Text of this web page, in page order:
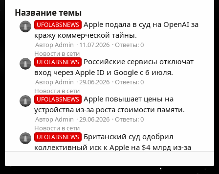
Название темы
UFOLABSNEWS
Apple подала в суд на OpenAI за
кражу коммерческой тайны.
Автор Admin 11.07.2026
Ответы: 0
Новости в сети
UFOLABSNEWS
Российские сервисы отключат
вход через Apple ID и Google с 6 июля.
Автор Admin 29.06.2026
Ответы: 0
Новости в сети
UFOLABSNEWS
Apple повышает цены на
устройства из-за роста стоимости памяти.
Автор Admin 29.06.2026
Ответы: 0
Новости в сети
UFOLABSNEWS
Британский суд одобрил
коллективный иск к Apple на $4 млрд из-за
Автор Admin 24.06.2026
Ответы: 0